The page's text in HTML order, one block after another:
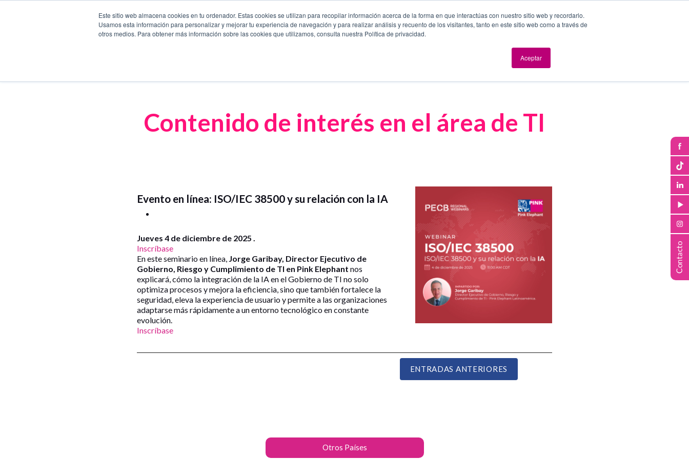
Este sitio web almacena cookies en tu ordenador. Estas cookies se utilizan para recopilar información acerca de la forma en que interactúas con nuestro sitio web y recordarlo.
Usamos esta información para personalizar y mejorar tu experiencia de navegación y para realizar análisis y recuento de los visitantes, tanto en este sitio web como a través de
otros medios. Para obtener más información sobre las cookies que utilizamos, consulta nuestra Política de privacidad.
Aceptar
Capacitación y Certificación Eficiencia Operativa Continuidad y Seguridad Evolución digital
Contenido de interés en el área de TI
Evento en línea: ISO/IEC 38500 y su relación con la IA
Jueves 4 de diciembre de 2025 .
Inscríbase
En este seminario en línea, Jorge Garibay, Director Ejecutivo de
Gobierno, Riesgo y Cumplimiento de TI en Pink Elephant nos
explicará, cómo la integración de la IA en el Gobierno de TI no solo
optimiza procesos y mejora la eficiencia, sino que también fortalece la
seguridad, eleva la experiencia de usuario y permite a las organizaciones
adaptarse más rápidamente a un entorno tecnológico en constante
evolución.
Inscríbase
ENTRADAS ANTERIORES
Otros Países